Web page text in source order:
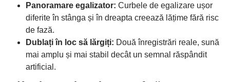
Panoramare egalizator: Curbele de egalizare ușor
diferite în stânga și în dreapta creează lățime fără risc
de fază.
Dublați în loc să lărgiți: Două înregistrări reale, sună
mai amplu și mai stabil decât un semnal răspândit
artificial.